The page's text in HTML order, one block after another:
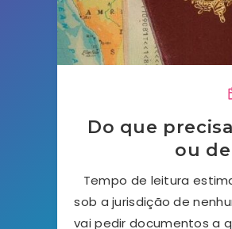
Do que
ou
Tempo de leitura
sob a jurisdição de
vai pedir documentos a